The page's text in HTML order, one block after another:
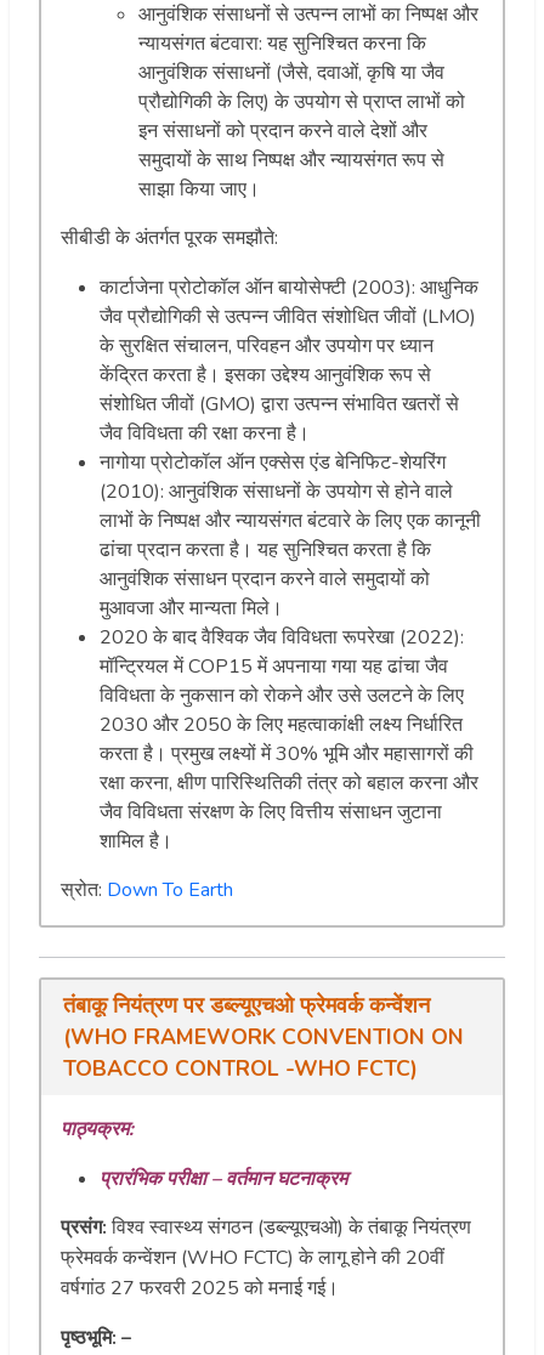
आनुवंशिक संसाधनों से उत्पन्न लाभों का निष्पक्ष और
न्यायसंगत बंटवारा: यह सुनिश्चित करना कि
आनुवंशिक संसाधनों (जैसे, दवाओं, कृषि या जैव
प्रौद्योगिकी के लिए) के उपयोग से प्राप्त लाभों को
इन संसाधनों को प्रदान करने वाले देशों और
समुदायों के साथ निष्पक्ष और न्यायसंगत रूप से
साझा किया जाए।
सीबीडी के अंतर्गत पूरक समझौते:
कार्टाजेना प्रोटोकॉल ऑन बायोसेफ्टी (2003): आधुनिक
जैव प्रौद्योगिकी से उत्पन्न जीवित संशोधित जीवों (LMO)
के सुरक्षित संचालन, परिवहन और उपयोग पर ध्यान
केंद्रित करता है। इसका उद्देश्य आनुवंशिक रूप से
संशोधित जीवों (GMO) द्वारा उत्पन्न संभावित खतरों से
जैव विविधता की रक्षा करना है।
नागोया प्रोटोकॉल ऑन एक्सेस एंड बेनिफिट-शेयरिंग
(2010): आनुवंशिक संसाधनों के उपयोग से होने वाले
लाभों के निष्पक्ष और न्यायसंगत बंटवारे के लिए एक कानूनी
ढांचा प्रदान करता है। यह सुनिश्चित करता है कि
आनुवंशिक संसाधन प्रदान करने वाले समुदायों को
मुआवजा और मान्यता मिले।
2020 के बाद वैश्विक जैव विविधता रूपरेखा (2022):
मॉन्ट्रियल में COP15 में अपनाया गया यह ढांचा जैव
विविधता के नुकसान को रोकने और उसे उलटने के लिए
2030 और 2050 के लिए महत्वाकांक्षी लक्ष्य निर्धारित
करता है। प्रमुख लक्ष्यों में 30% भूमि और महासागरों की
रक्षा करना, क्षीण पारिस्थितिकी तंत्र को बहाल करना और
जैव विविधता संरक्षण के लिए वित्तीय संसाधन जुटाना
शामिल है।
स्रोत: Down To Earth
तंबाकू नियंत्रण पर डब्ल्यूएचओ फ्रेमवर्क कन्वेंशन
(WHO FRAMEWORK CONVENTION ON
TOBACCO CONTROL -WHO FCTC)
पाठ्यक्रम:
प्रारंभिक परीक्षा – वर्तमान घटनाक्रम
प्रसंग:विश्व स्वास्थ्य संगठन (डब्ल्यूएचओ) के तंबाकू नियंत्रण
फ्रेमवर्क कन्वेंशन (WHO FCTC) के लागू होने की 20वीं
वर्षगांठ 27 फरवरी 2025 को मनाई गई।
पृष्ठभूमि: –